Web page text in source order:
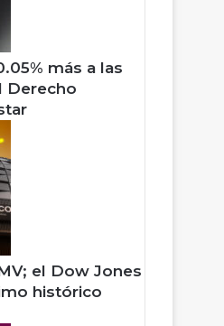
más a las
Derecho
el Dow Jones
histórico